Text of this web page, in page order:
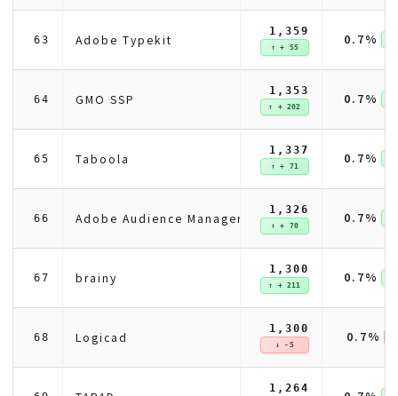
63 Adobe Typekit
1,359
↑ + 55 0.7%
64 GMO SSP
1,353
↑ + 202 0.7%
65 Taboola
1,337
↑ + 71 0.7%
66 Adobe Audience Manager
1,326
↑ + 70 0.7%
67 brainy
1,300
↑ + 211 0.7%
68 Logicad
1,300
↓ -5 0.7%
1,264